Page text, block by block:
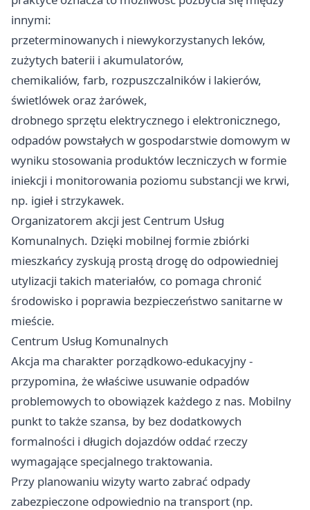
innymi:
przeterminowanych i niewykorzystanych leków,
zużytych baterii i akumulatorów,
chemikaliów, farb, rozpuszczalników i lakierów,
świetlówek oraz żarówek,
drobnego sprzętu elektrycznego i elektronicznego,
odpadów powstałych w gospodarstwie domowym w
wyniku stosowania produktów leczniczych w formie
iniekcji i monitorowania poziomu substancji we krwi,
np. igieł i strzykawek.
Organizatorem akcji jest Centrum Usług
Komunalnych. Dzięki mobilnej formie zbiórki
mieszkańcy zyskują prostą drogę do odpowiedniej
utylizacji takich materiałów, co pomaga chronić
środowisko i poprawia bezpieczeństwo sanitarne w
mieście.
Centrum Usług Komunalnych
Akcja ma charakter porządkowo-edukacyjny -
przypomina, że właściwe usuwanie odpadów
problemowych to obowiązek każdego z nas. Mobilny
punkt to także szansa, by bez dodatkowych
formalności i długich dojazdów oddać rzeczy
wymagające specjalnego traktowania.
Przy planowaniu wizyty warto zabrać odpady
zabezpieczone odpowiednio na transport (np.